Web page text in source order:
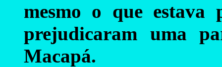
mesmo o que estava
prejudicaram uma
Macapá.